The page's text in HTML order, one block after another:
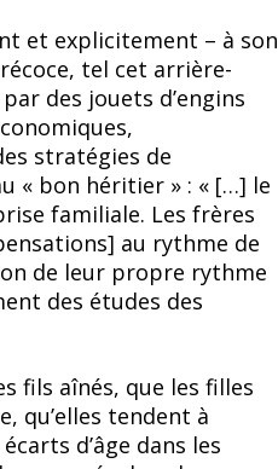
et explicitement – à son
tel cet arrière-
des jouets d’engins
stratégies de
« bon héritier » : « […] le
familiale. Les frères
au rythme de
de leur propre rythme
des études des
fils aînés, que les filles
qu’elles tendent à
d’âge dans les